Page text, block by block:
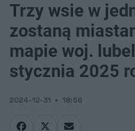
lubelskiego od 1 stycznia 2025 roku
Trzy wsie w
zostaną
mapie woj.
stycznia 2025
2024-12-31 18:56